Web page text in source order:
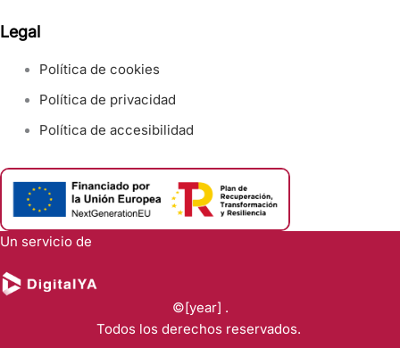
Legal
Política de cookies
Política de privacidad
Política de accesibilidad
Un servicio de
©[year] .
Todos los derechos reservados.